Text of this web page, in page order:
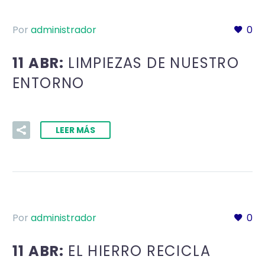
0
Por administrador
11 ABR: LIMPIEZAS DE NUESTRO
ENTORNO
LEER MÁS
0
Por administrador
11 ABR: EL HIERRO RECICLA